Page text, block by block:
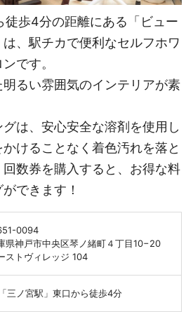
徒歩4分の距離にある「ビュー
、駅チカで便利なセルフホワ
です。
るい雰囲気のインテリアが素
は、安心安全な溶剤を使用し
けることなく着色汚れを落と
数券を購入すると、お得な料
できます！
0094
県神戸市中央区琴ノ緒町４丁目10−20
ストヴィレッジ 104
三ノ宮駅」東口から徒歩4分